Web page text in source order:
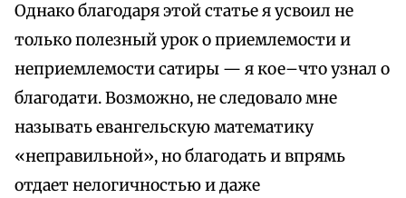
Однако благодаря этой статье я усвоил не
только полезный урок о приемлемости и
неприемлемости сатиры — я кое–что узнал о
благодати. Возможно, не следовало мне
называть евангельскую математику
«неправильной», но благодать и впрямь
отдает нелогичностью и даже